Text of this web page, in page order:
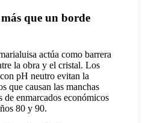
que un borde
actúa como barrera
la obra y el cristal. Los
pH neutro evitan la
que causan las manchas
de enmarcados económicos
80 y 90.